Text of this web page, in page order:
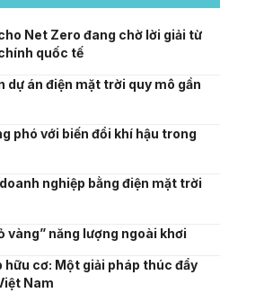
Net Zero đang chờ lời giải từ
quốc tế
dự án điện mặt trời quy mô gần
phó với biến đổi khí hậu trong
nghiệp bằng điện mặt trời
vàng” năng lượng ngoài khơi
hữu cơ: Một giải pháp thúc đẩy
Nam